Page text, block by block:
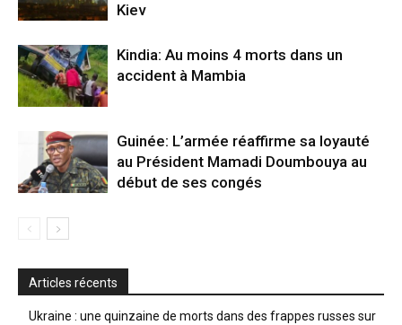
Kiev
Kindia: Au moins 4 morts dans un
accident à Mambia
Guinée: L’armée réaffirme sa loyauté
au Président Mamadi Doumbouya au
début de ses congés
Articles récents
Ukraine : une quinzaine de morts dans des frappes russes sur